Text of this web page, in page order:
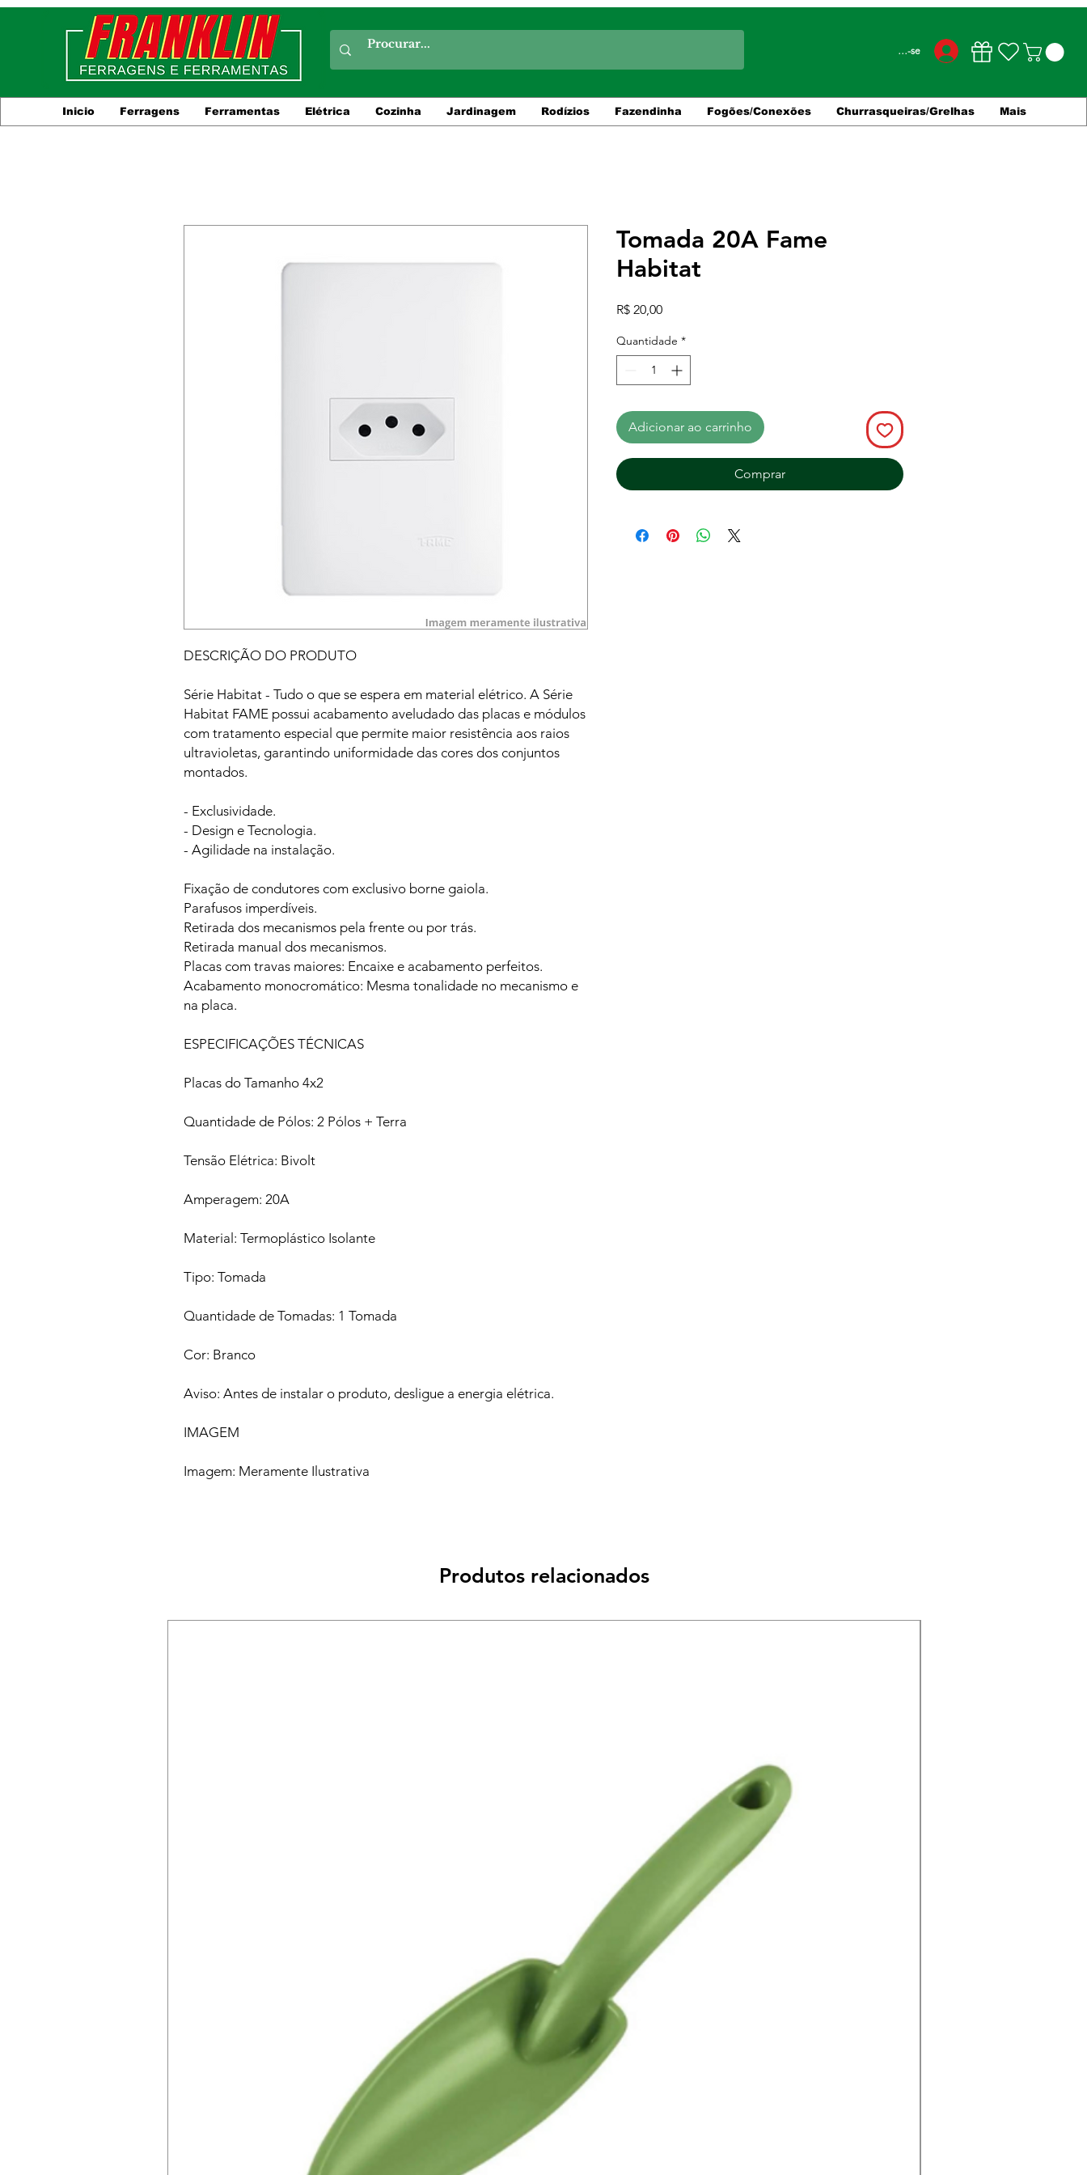
Conecte-se
Inicio Ferragens Ferramentas Elétrica Cozinha Jardinagem Rodízios Fazendinha Fogões/Conexões Churrasqueiras/Grelhas Mais
DESCRIÇÃO DO PRODUTO
Série Habitat - Tudo o que se espera em material elétrico. A Série
Habitat FAME possui acabamento aveludado das placas e módulos
com tratamento especial que permite maior resistência aos raios
ultravioletas, garantindo uniformidade das cores dos conjuntos
montados.
- Exclusividade.
- Design e Tecnologia.
- Agilidade na instalação.
Fixação de condutores com exclusivo borne gaiola.
Parafusos imperdíveis.
Retirada dos mecanismos pela frente ou por trás.
Retirada manual dos mecanismos.
Placas com travas maiores: Encaixe e acabamento perfeitos.
Acabamento monocromático: Mesma tonalidade no mecanismo e
na placa.
ESPECIFICAÇÕES TÉCNICAS
Placas do Tamanho 4x2
Quantidade de Pólos: 2 Pólos + Terra
Tensão Elétrica: Bivolt
Amperagem: 20A
Material: Termoplástico Isolante
Tipo: Tomada
Quantidade de Tomadas: 1 Tomada
Cor: Branco
Aviso: Antes de instalar o produto, desligue a energia elétrica.
IMAGEM
Imagem: Meramente Ilustrativa
Tomada 20A Fame
Habitat
R$ 20,00Preço
Quantidade *
Adicionar ao carrinho
Comprar
Produtos relacionados